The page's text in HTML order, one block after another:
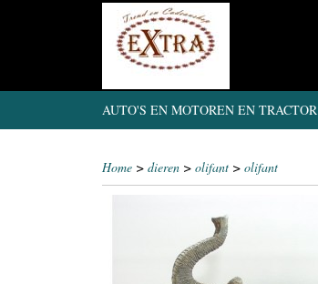
AUTO'S EN MOTOREN EN TRACTOR
Home > dieren > olifant > olifant